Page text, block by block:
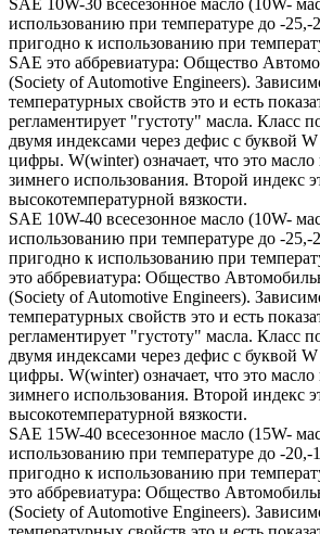
SAE 10W-30 всесезонное масло (10W-
использованию при температуре до -25,-
пригодно к использованию при
SAE это аббревиатура: Общество
(Society of Automotive Engineers).
температурных свойств это и есть
регламентирует "густоту" масла. Класс
двумя индексами через дефис с буквой
цифры. W(winter) означает, что это
зимнего использования. Второй индекс
высокотемпературной вязкости.
SAE 10W-40 всесезонное масло (10W-
использованию при температуре до -25,-
пригодно к использованию при
это аббревиатура: Общество
(Society of Automotive Engineers).
температурных свойств это и есть
регламентирует "густоту" масла. Класс
двумя индексами через дефис с буквой
цифры. W(winter) означает, что это
зимнего использования. Второй индекс
высокотемпературной вязкости.
SAE 15W-40 всесезонное масло (15W-
использованию при температуре до -20,-
пригодно к использованию при
это аббревиатура: Общество
(Society of Automotive Engineers).